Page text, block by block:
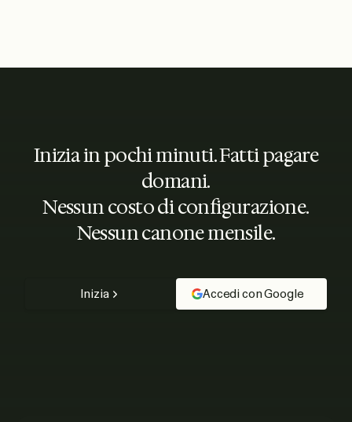
Inizia in pochi minuti. Fatti pagare
domani.
Nessun costo di configurazione.
Nessun canone mensile.
Inizia Accedi con Google